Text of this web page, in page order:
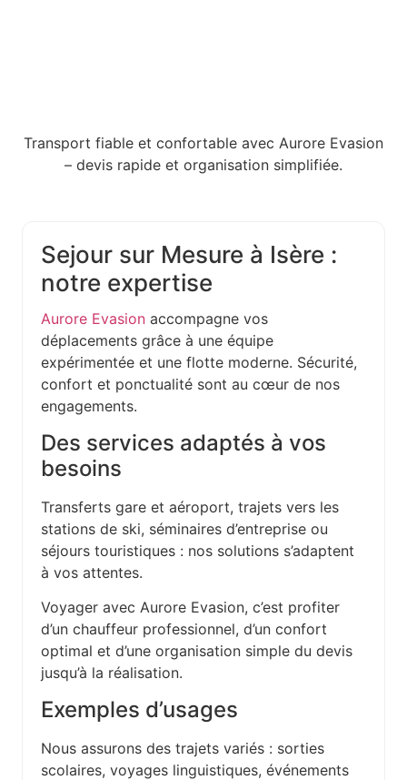
Transport fiable et confortable avec Aurore Evasion
– devis rapide et organisation simplifiée.
Sejour sur Mesure à Isère :
notre expertise
Aurore Evasion accompagne vos
déplacements grâce à une équipe
expérimentée et une flotte moderne. Sécurité,
confort et ponctualité sont au cœur de nos
engagements.
Des services adaptés à vos
besoins
Transferts gare et aéroport, trajets vers les
stations de ski, séminaires d’entreprise ou
séjours touristiques : nos solutions s’adaptent
à vos attentes.
Voyager avec Aurore Evasion, c’est profiter
d’un chauffeur professionnel, d’un confort
optimal et d’une organisation simple du devis
jusqu’à la réalisation.
Exemples d’usages
Nous assurons des trajets variés : sorties
scolaires, voyages linguistiques, événements